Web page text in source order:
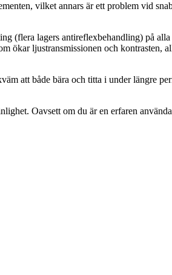
vilket annars är ett problem vid
(flera lagers antireflexbehandling) på
ökar ljustransmissionen och kontrasten,
att både bära och titta i under längre
Oavsett om du är en erfaren